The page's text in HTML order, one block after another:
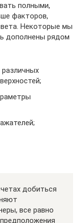
полными,
факторов,
Некоторые мы
дополнены рядом
добиться
все равно